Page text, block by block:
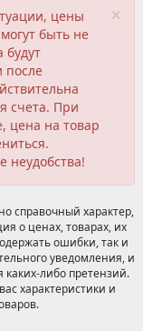
×
цены
быть не
будут
после
счета. При
цена на товар
неудобства!
справочный характер,
о ценах, товарах, их
ошибки, так и
уведомления, и
либо претензий.
характеристики и